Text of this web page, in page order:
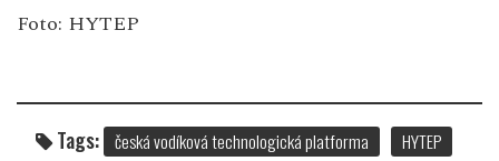
Foto: HYTEP
Tags: česká vodíková technologická platforma
HYTEP